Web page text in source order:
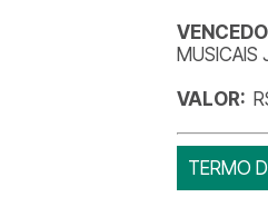
MUSICAIS
VALOR:
TERMO